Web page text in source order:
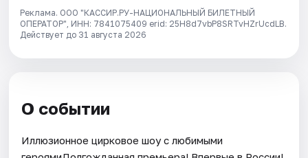
Реклама. ООО "КАССИР.РУ-НАЦИОНАЛЬНЫЙ БИЛЕТНЫЙ
ОПЕРАТОР", ИНН: 7841075409 erid: 25H8d7vbP8SRTvHZrUcdLB.
Действует до 31 августа 2026
О событии
Иллюзионное цирковое шоу с любимыми